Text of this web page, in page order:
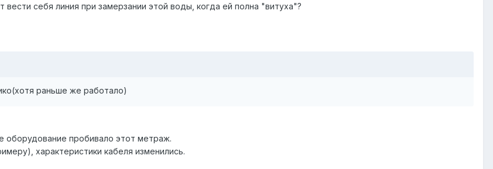
себя линия при замерзании этой воды, когда ей полна "витуха"?
раньше же работало)
оборудование пробивало этот метраж.
характеристики кабеля изменились.